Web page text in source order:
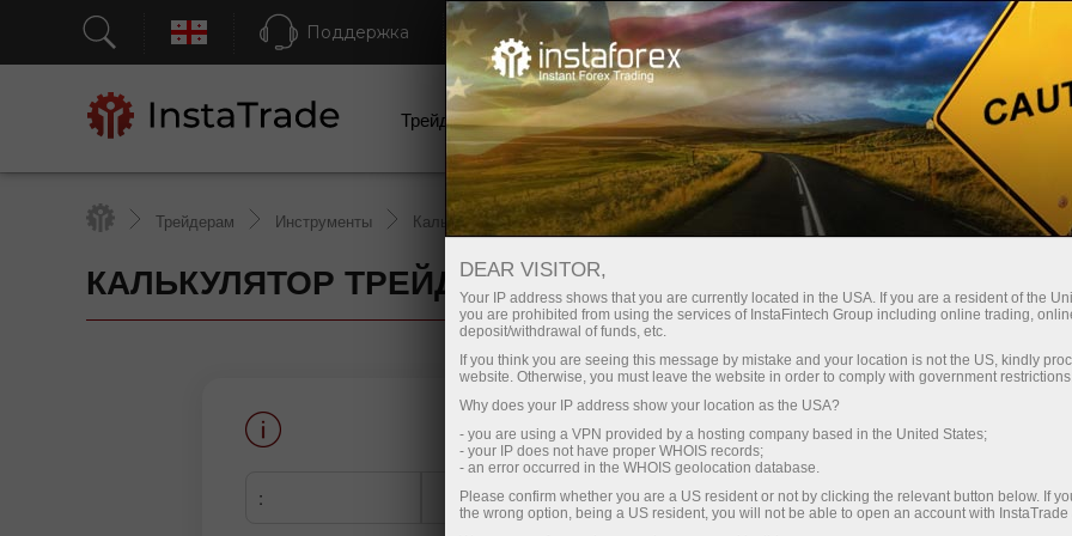
Поддержка Быстрое открытие счета Торговая платформа
Трейдерам Начинающим Партнерам Сервисы
Трейдерам Инструменты Калькулятор трейдера
КАЛЬКУЛЯТОР ТРЕЙДЕРА
: : USD
DEAR VISITOR,
Your IP address shows that you are currently located in the USA. If you are a resident of the
you are prohibited from using the services of InstaFintech Group including online trading,
deposit/withdrawal of funds, etc.
If you think you are seeing this message by mistake and your location is not the US, kindly
website. Otherwise, you must leave the website in order to comply with government
Why does your IP address show your location as the USA?
- you are using a VPN provided by a hosting company based in the United States;
- your IP does not have proper WHOIS records;
- an error occurred in the WHOIS geolocation database.
Please confirm whether you are a US resident or not by clicking the relevant button below. If
the wrong option, being a US resident, you will not be able to open an account with InstaTrade